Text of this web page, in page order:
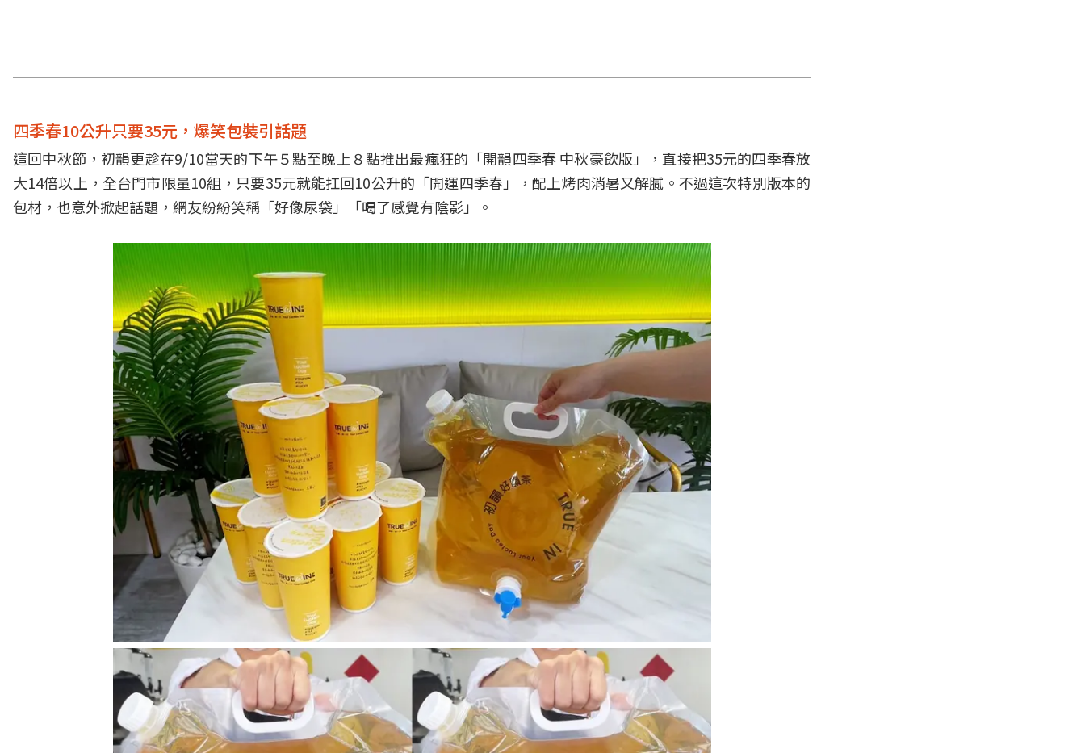
四季春10公升只要35元，爆笑包裝引話題
這回中秋節，初韻更趁在9/10當天的下午５點至晚上８點推出最瘋狂的「開韻四季春 中秋豪飲版」，直接把35元的四季春放
大14倍以上，全台門市限量10組，只要35元就能扛回10公升的「開運四季春」，配上烤肉消暑又解膩。不過這次特別版本的
包材，也意外掀起話題，網友紛紛笑稱「好像尿袋」「喝了感覺有陰影」。